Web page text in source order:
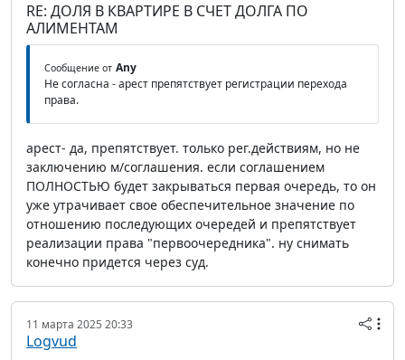
RE: ДОЛЯ В КВАРТИРЕ В СЧЕТ ДОЛГА ПО
АЛИМЕНТАМ
Сообщение от Any
Не согласна - арест препятствует регистрации перехода
права.
арест- да, препятствует. только рег.действиям, но не
заключению м/соглашения. если соглашением
ПОЛНОСТЬЮ будет закрываться первая очередь, то он
уже утрачивает свое обеспечительное значение по
отношению последующих очередей и препятствует
реализации права "первоочередника". ну снимать
конечно придется через суд.
11 марта 2025 20:33
Logvud